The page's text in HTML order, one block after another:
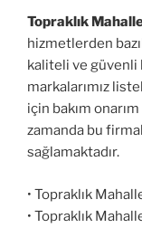
Topraklık
hizmetlerden
kaliteli ve güvenli
markalarımız
için bakım
zamanda bu
sağlamaktadır.
• Topraklık
• Topraklık